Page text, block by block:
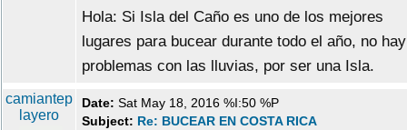
Hola: Si Isla del Caño es uno de los mejores
lugares para bucear durante todo el año, no hay
problemas con las lluvias, por ser una Isla.
camiantep
layero
Date: Sat May 18, 2016 %I:50 %P
Subject: Re: BUCEAR EN COSTA RICA